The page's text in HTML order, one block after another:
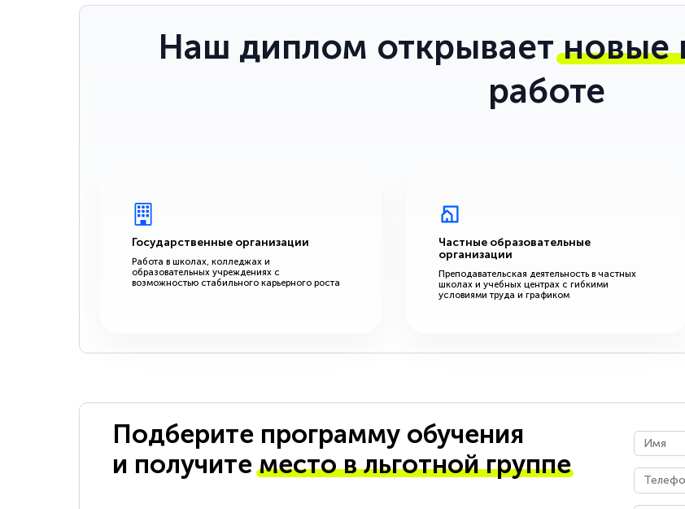
Наш диплом открываетновые
работе
Государственные организации
Работа в школах, колледжах и
образовательных учреждениях с
возможностью стабильного карьерного роста
Частные образовательные
организации
Преподавательская деятельность в частных
школах и учебных центрах с гибкими
условиями труда и графиком
Подберите программу обучения
и получитеместо в льготной группе